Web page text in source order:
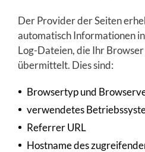
Der Provider der Seiten
automatisch Informationen
Log-Dateien, die Ihr
übermittelt. Dies sind:
Browsertyp und
verwendetes
Referrer URL
Hostname des